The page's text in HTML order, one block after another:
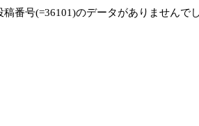
稿番号(=36101)のデータがありませんで